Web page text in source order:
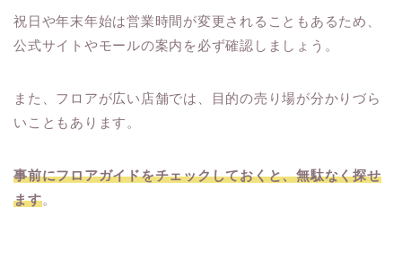
祝日や年末年始は営業時間が変更されることもあるため、
公式サイトやモールの案内を必ず確認しましょう。
また、フロアが広い店舗では、目的の売り場が分かりづら
いこともあります。
事前にフロアガイドをチェックしておくと、無駄なく探せ
ます。